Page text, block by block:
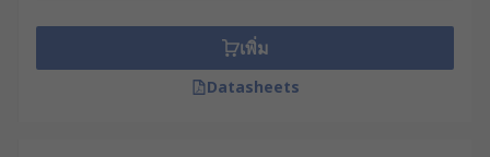
เพิ่ม
Datasheets